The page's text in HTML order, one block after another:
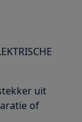
uit
of